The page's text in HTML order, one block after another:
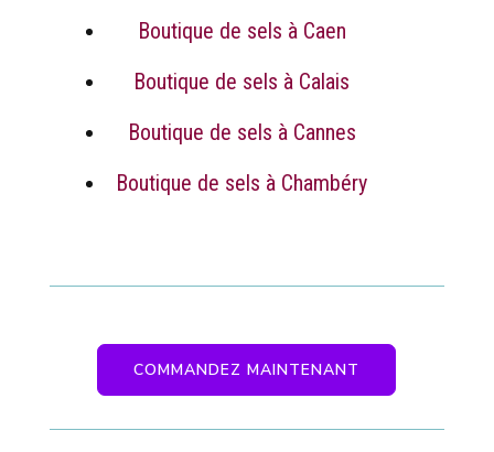
Boutique de sels à Caen
Boutique de sels à Calais
Boutique de sels à Cannes
Boutique de sels à Chambéry
COMMANDEZ MAINTENANT